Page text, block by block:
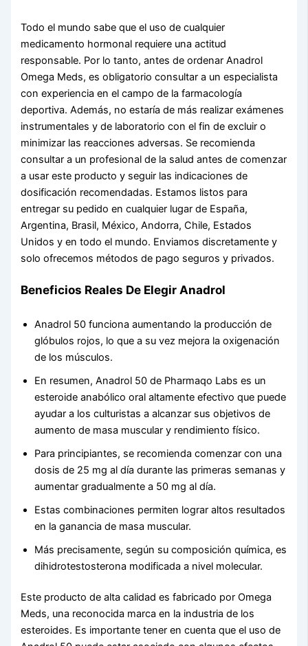
Todo el mundo sabe que el uso de cualquier
medicamento hormonal requiere una actitud
responsable. Por lo tanto, antes de ordenar Anadrol
Omega Meds, es obligatorio consultar a un especialista
con experiencia en el campo de la farmacología
deportiva. Además, no estaría de más realizar exámenes
instrumentales y de laboratorio con el fin de excluir o
minimizar las reacciones adversas. Se recomienda
consultar a un profesional de la salud antes de comenzar
a usar este producto y seguir las indicaciones de
dosificación recomendadas. Estamos listos para
entregar su pedido en cualquier lugar de España,
Argentina, Brasil, México, Andorra, Chile, Estados
Unidos y en todo el mundo. Enviamos discretamente y
solo ofrecemos métodos de pago seguros y privados.
Beneficios Reales De Elegir Anadrol
Anadrol 50 funciona aumentando la producción de
glóbulos rojos, lo que a su vez mejora la oxigenación
de los músculos.
En resumen, Anadrol 50 de Pharmaqo Labs es un
esteroide anabólico oral altamente efectivo que puede
ayudar a los culturistas a alcanzar sus objetivos de
aumento de masa muscular y rendimiento físico.
Para principiantes, se recomienda comenzar con una
dosis de 25 mg al día durante las primeras semanas y
aumentar gradualmente a 50 mg al día.
Estas combinaciones permiten lograr altos resultados
en la ganancia de masa muscular.
Más precisamente, según su composición química, es
dihidrotestosterona modificada a nivel molecular.
Este producto de alta calidad es fabricado por Omega
Meds, una reconocida marca en la industria de los
esteroides. Es importante tener en cuenta que el uso de